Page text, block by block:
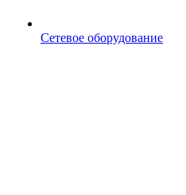
Сетевое оборудование